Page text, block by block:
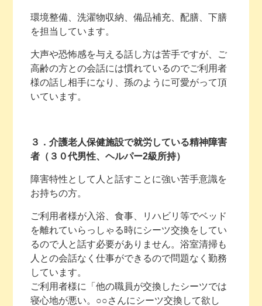
環境整備、洗濯物収納、備品補充、配膳、下膳
を担当しています。
大声や恐怖感を与える話し方は苦手ですが、ご
高齢の方との会話には慣れているのでご利用者
様の話し相手になり、孫のように可愛がって頂
いています。
３．介護老人保健施設で就労している精神障害
者（３０代男性、ヘルパー2級所持）
障害特性として人と話すことに強い苦手意識を
お持ちの方。
ご利用者様が入浴、食事、リハビリ等でベッド
を離れていらっしゃる時にシーツ交換をしてい
るので人と話す必要がありません。浴室清掃も
人との会話なく仕事ができるので問題なく勤務
しています。
ご利用者様に「他の職員が交換したシーツでは
寝心地が悪い。○○さんにシーツ交換して欲し